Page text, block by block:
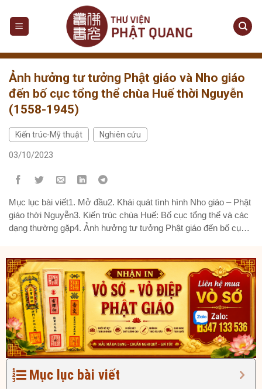
content
Ảnh hưởng tư tưởng Phật giáo và Nho giáo
đến bố cục tổng thể chùa Huế thời Nguyễn
(1558-1945)
Kiến trúc-Mỹ thuật Nghiên cứu
03/10/2023
Mục lục bài viết1. Mở đầu2. Khái quát tình hình Nho giáo – Phật
giáo thời Nguyễn3. Kiến trúc chùa Huế: Bố cục tổng thể và các
dạng thường gặp4. Ảnh hưởng tư tưởng Phật giáo đến bố cục
Mục lục bài viết